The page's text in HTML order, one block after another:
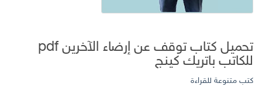
تحميل كتاب توقف عن إرضاء الآخرين pdf
للكاتب باتريك كينج
كتب متنوعة للقراءة